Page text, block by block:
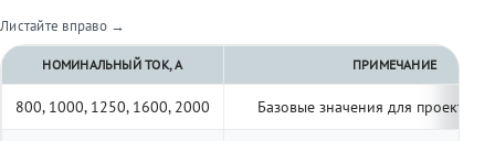
Листайте вправо →
НОМИНАЛЬНЫЙ ТОК, А ПРИМЕЧАНИЕ
800, 1000, 1250, 1600, 2000 Базовые значения для